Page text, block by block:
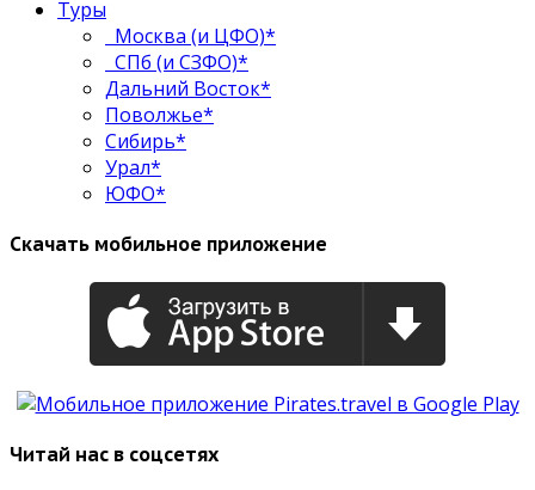
Туры
Москва (и ЦФО)*
СПб (и СЗФО)*
Дальний Восток*
Поволжье*
Сибирь*
Урал*
ЮФО*
Скачать мобильное приложение
Читай нас в соцсетях